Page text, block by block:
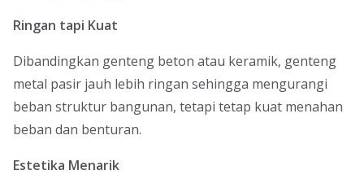
Ringan tapi Kuat
Dibandingkan genteng beton atau keramik, genteng
metal pasir jauh lebih ringan sehingga mengurangi
beban struktur bangunan, tetapi tetap kuat menahan
beban dan benturan.
Estetika Menarik